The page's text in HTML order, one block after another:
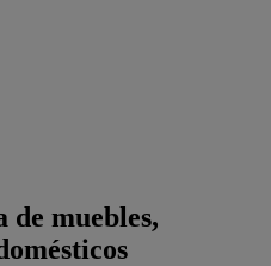
de muebles,